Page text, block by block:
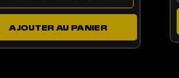
AJOUTER AU PANIER